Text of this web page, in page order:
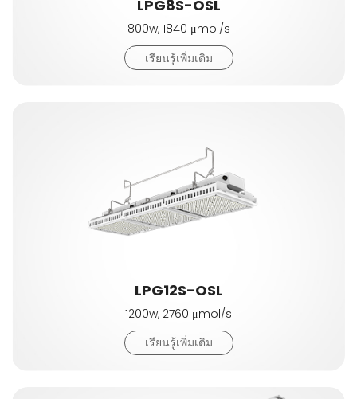
LPG8S-OSL
800w, 1840 μmol/s
เรียนรู้เพิ่มเติม
LPG12S-OSL
1200w, 2760 μmol/s
เรียนรู้เพิ่มเติม